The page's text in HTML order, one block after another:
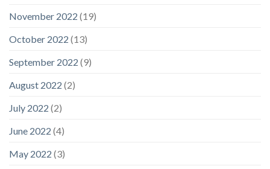
November 2022 (19)
October 2022 (13)
September 2022 (9)
August 2022 (2)
July 2022 (2)
June 2022 (4)
May 2022 (3)